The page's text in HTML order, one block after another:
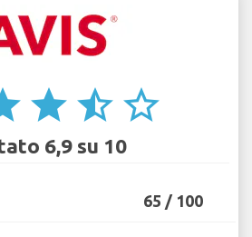
star star_half star_border
6,9 su 10
65 / 100